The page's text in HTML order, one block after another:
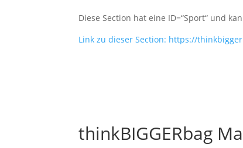
Diese Section hat eine ID=“Sport“ und
Link zu dieser Section: https://
thinkBIGGERbag